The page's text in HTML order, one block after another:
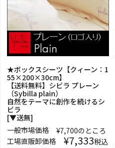
★ボックスシーツ【クィーン：1
55×200×30cm】
【送料無料】シビラ プレーン
（Sybilla plain）
自然をテーマに創作を続けるシ
ビラ
[▼送無]
一般市場価格
¥7,700のところ
工場直販卸価格
¥7,333税込